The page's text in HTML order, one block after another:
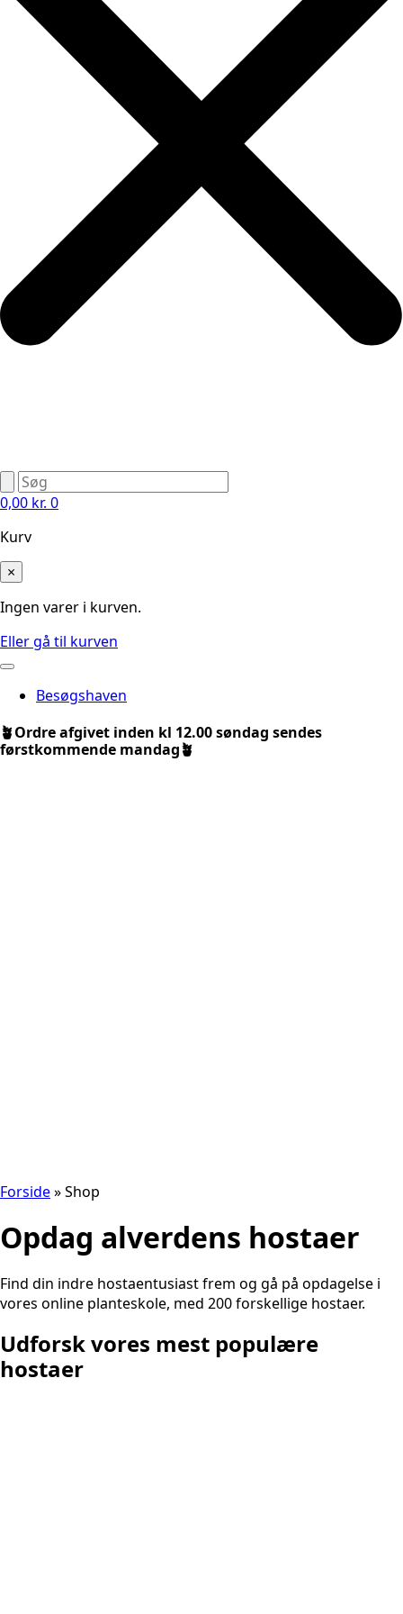
0,00 kr. 0
Kurv
×
Ingen varer i kurven.
Eller gå til kurven
Besøgshaven
🪴Ordre afgivet inden kl 12.00 søndag sendes
førstkommende mandag🪴
Forside»Shop
Opdag alverdens hostaer
Find din indre hostaentusiast frem og gå på opdagelse i
vores online planteskole, med 200 forskellige hostaer.
Udforsk vores mest populære
hostaer